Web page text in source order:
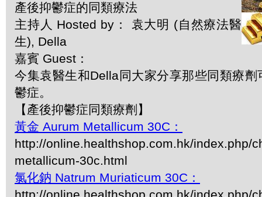
產後抑鬱症的同類療法
主持人 Hosted by： 袁大明 (自然療法醫
生), Della
嘉賓 Guest：
今集袁醫生和Della同大家分享那些同類療劑
鬱症。
【產後抑鬱症同類療劑】
黃金 Aurum Metallicum 30C：
http://online.healthshop.com.hk/index.php/
metallicum-30c.html
氯化鈉 Natrum Muriaticum 30C：